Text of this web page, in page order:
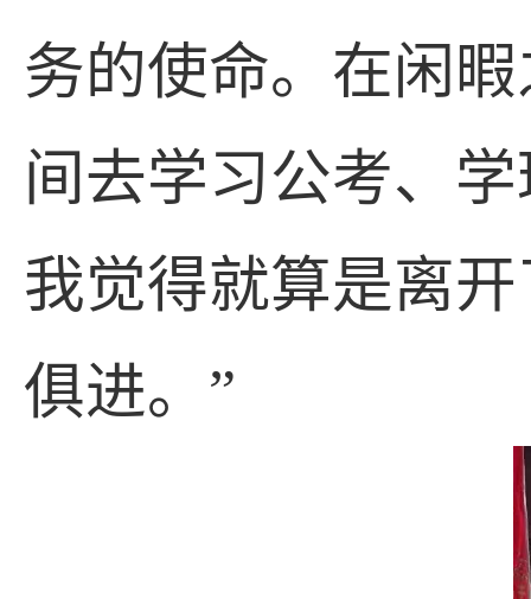
务的使命。在闲
间去学习公考、
我觉得就算是离
俱进。”